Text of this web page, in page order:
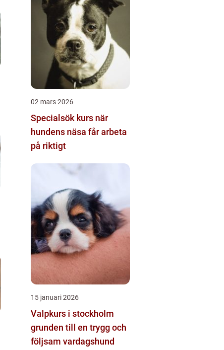
02 mars 2026
Specialsök kurs när
hundens näsa får arbeta
på riktigt
15 januari 2026
Valpkurs i stockholm
grunden till en trygg och
följsam vardagshund